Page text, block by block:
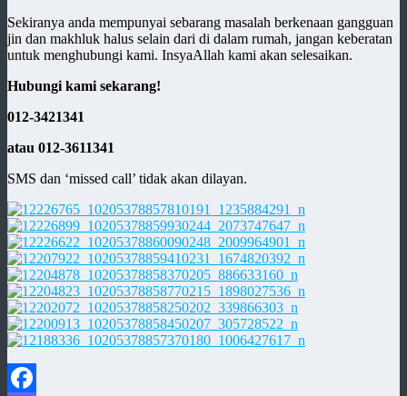
Sekiranya anda mempunyai sebarang masalah berkenaan gangguan
jin dan makhluk halus selain dari di dalam rumah, jangan keberatan
untuk menghubungi kami. InsyaAllah kami akan selesaikan.
Hubungi kami sekarang!
012-3421341
atau 012-3611341
SMS dan ‘missed call’ tidak akan dilayan.